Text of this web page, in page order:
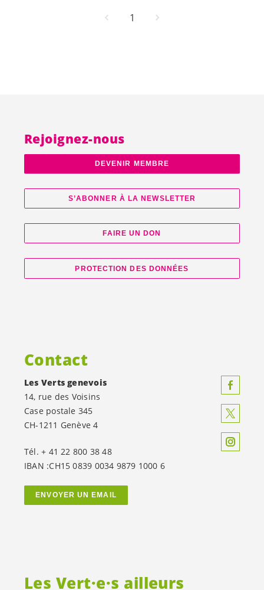
1
Les Vert·e·s ailleurs
Rejoignez-nous
DEVENIR MEMBRE
S’ABONNER À LA NEWSLETTER
FAIRE UN DON
PROTECTION DES DONNÉES
Contact
Les Verts genevois
14, rue des Voisins
Case postale 345
CH-1211 Genève 4
Tél. + 41 22 800 38 48
IBAN :CH15 0839 0034 9879 1000 6
ENVOYER UN EMAIL